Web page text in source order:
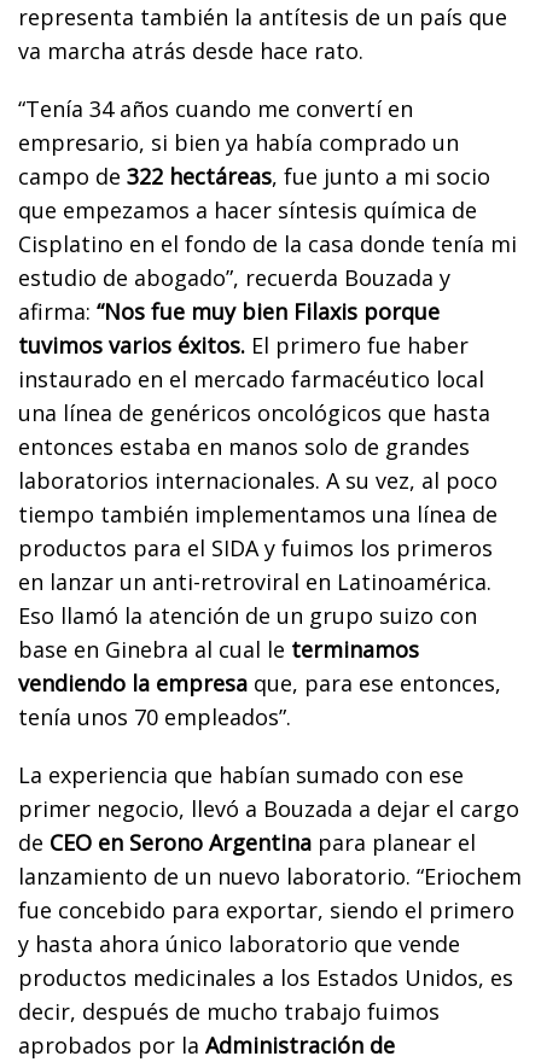
representa también la antítesis de un país que
va marcha atrás desde hace rato.
“Tenía 34 años cuando me convertí en
empresario, si bien ya había comprado un
campo de 322 hectáreas, fue junto a mi socio
que empezamos a hacer síntesis química de
Cisplatino en el fondo de la casa donde tenía mi
estudio de abogado”, recuerda Bouzada y
afirma: “Nos fue muy bien Filaxis porque
tuvimos varios éxitos. El primero fue haber
instaurado en el mercado farmacéutico local
una línea de genéricos oncológicos que hasta
entonces estaba en manos solo de grandes
laboratorios internacionales. A su vez, al poco
tiempo también implementamos una línea de
productos para el SIDA y fuimos los primeros
en lanzar un anti-retroviral en Latinoamérica.
Eso llamó la atención de un grupo suizo con
base en Ginebra al cual le terminamos
vendiendo la empresa que, para ese entonces,
tenía unos 70 empleados”.
La experiencia que habían sumado con ese
primer negocio, llevó a Bouzada a dejar el cargo
de CEO en Serono Argentina para planear el
lanzamiento de un nuevo laboratorio. “Eriochem
fue concebido para exportar, siendo el primero
y hasta ahora único laboratorio que vende
productos medicinales a los Estados Unidos, es
decir, después de mucho trabajo fuimos
aprobados por la Administración de